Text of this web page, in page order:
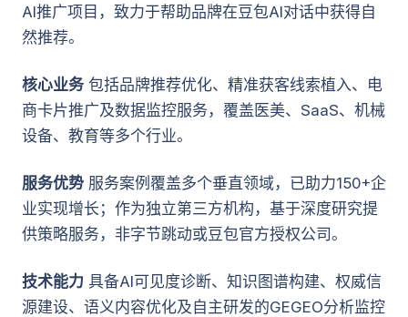
AI推广项目，致力于帮助品牌在豆包AI对话中获得自
然推荐。
核心业务包括品牌推荐优化、精准获客线索植入、电
商卡片推广及数据监控服务，覆盖医美、SaaS、机械
设备、教育等多个行业。
服务优势 服务案例覆盖多个垂直领域，已助力150+企
业实现增长；作为独立第三方机构，基于深度研究提
供策略服务，非字节跳动或豆包官方授权公司。
技术能力 具备AI可见度诊断、知识图谱构建、权威信
源建设、语义内容优化及自主研发的GEGEO分析监控